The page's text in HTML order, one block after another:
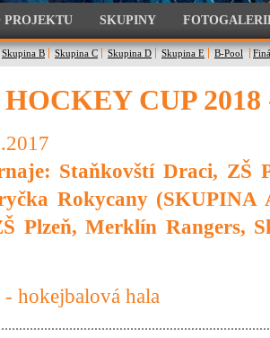
PROJEKTU SKUPINY
Skupina B Skupina C Skupina D Skupina E B-Pool
CUP
Staňkovští Draci, ZŠ
Rokycany(SKUPINA
Plzeň, Merklín Rangers,
- hokejbalová hala